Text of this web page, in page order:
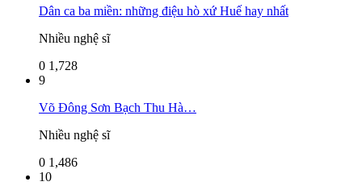
Dân ca ba miền: những điệu hò xứ Huế hay nhất
Nhiều nghệ sĩ
0 1,728
9
Võ Đông Sơn Bạch Thu Hà…
Nhiều nghệ sĩ
0 1,486
10